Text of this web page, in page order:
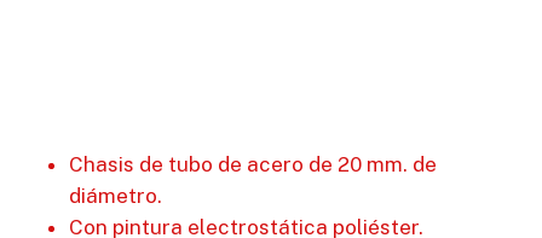
Chasis de tubo de acero de 20 mm. de
diámetro.
Con pintura electrostática poliéster.